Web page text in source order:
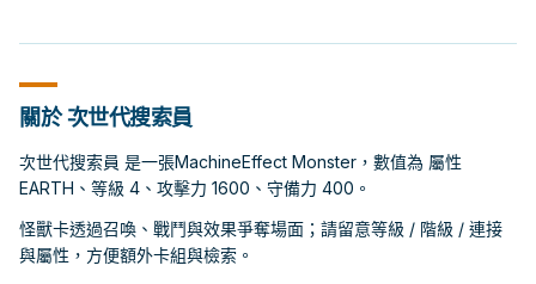
關於 次世代搜索員
次世代搜索員 是一張MachineEffect Monster，數值為 屬性
EARTH、等級 4、攻擊力 1600、守備力 400。
怪獸卡透過召喚、戰鬥與效果爭奪場面；請留意等級 / 階級 / 連接
與屬性，方便額外卡組與檢索。